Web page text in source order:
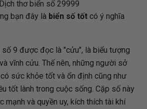
bạn đây là biển số tốtcó ý nghĩa
số 9 được đọc là "cửu", là biểu tượng
vĩnh cửu. Thế nên, những người sở
sức khỏe tốt và ổn định cũng như
tốt lành trong cuộc sống. Cặp số này
mạnh và quyền uy, kích thích tài khí